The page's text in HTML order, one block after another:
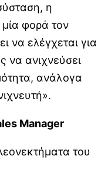
η
μία φορά τον
να ελέγχεται για
να ανιχνεύσει
ανάλογα
Manager
του